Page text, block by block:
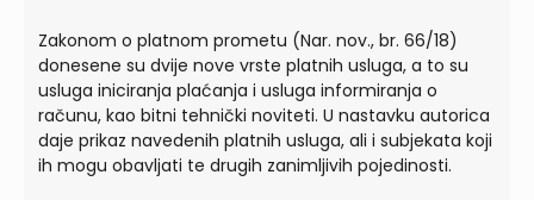
Zakonom o platnom prometu (Nar. nov., br. 66/18)
donesene su dvije nove vrste platnih usluga, a to su
usluga iniciranja plaćanja i usluga informiranja o
računu, kao bitni tehnički noviteti. U nastavku autorica
daje prikaz navedenih platnih usluga, ali i subjekata koji
ih mogu obavljati te drugih zanimljivih pojedinosti.